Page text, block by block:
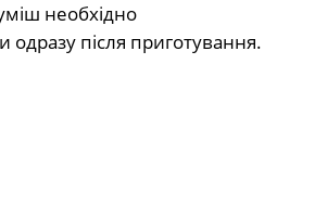
необхідно
одразу після приготування.